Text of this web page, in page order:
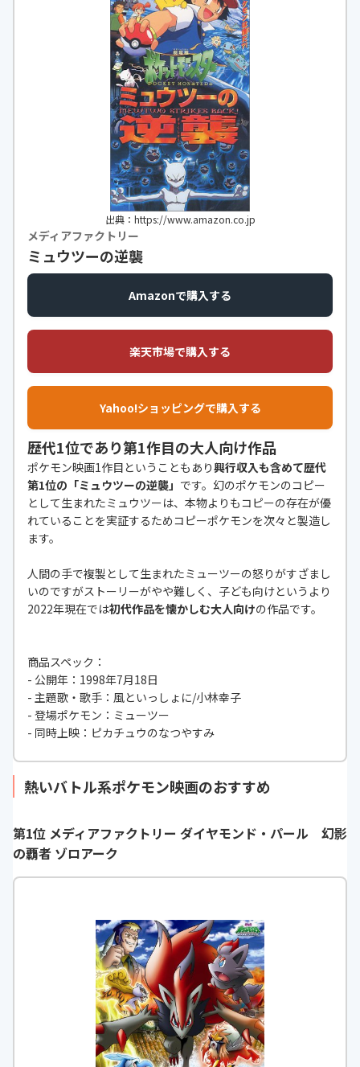
出典：https://www.amazon.co.jp
メディアファクトリー
ミュウツーの逆襲
Amazonで購入する
楽天市場で購入する
Yahoo!ショッピングで購入する
歴代1位であり第1作目の大人向け作品
ポケモン映画1作目ということもあり興行収入も含めて歴代
第1位の「ミュウツーの逆襲」 です。幻のポケモンのコピー
として生まれたミュウツーは、本物よりもコピーの存在が優
れていることを実証するためコピーポケモンを次々と製造し
ます。
人間の手で複製として生まれたミューツーの怒りがすざまし
いのですがストーリーがやや難しく、子ども向けというより
2022年現在では初代作品を懐かしむ大人向けの作品です。
商品スペック：
- 公開年：1998年7月18日
- 主題歌・歌手：風といっしょに/小林幸子
- 登場ポケモン：ミューツー
- 同時上映：ピカチュウのなつやすみ
熱いバトル系ポケモン映画のおすすめ
第1位 メディアファクトリー ダイヤモンド・パール 幻影
の覇者 ゾロアーク